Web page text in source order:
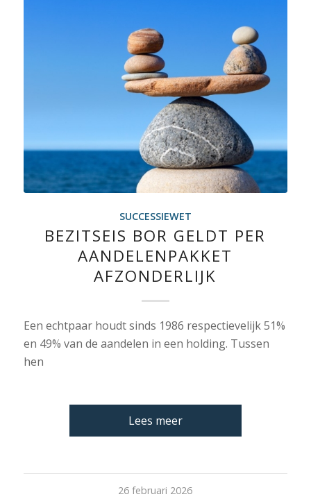
SUCCESSIEWET
BEZITSEIS BOR GELDT PER
AANDELENPAKKET
AFZONDERLIJK
Een echtpaar houdt sinds 1986 respectievelijk 51%
en 49% van de aandelen in een holding. Tussen
hen
Lees meer
26 februari 2026